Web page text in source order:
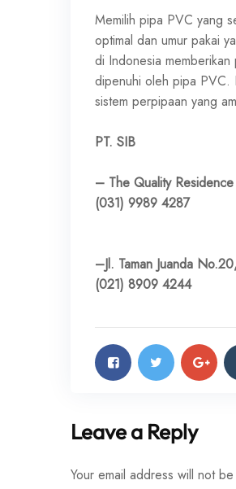
Memilih pipa PVC yang
optimal dan umur pakai
di Indonesia
dipenuhi oleh pipa PVC.
sistem perpipaan yang
PT. SIB
– The Quality Residence
(031) 9989 4287
–Jl. Taman Juanda
(021) 8909 4244
Leave a Reply
Your email address will not